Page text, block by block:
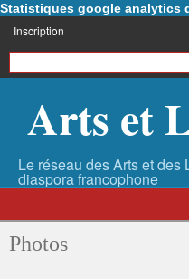
Statistiques google analytics
Inscription
Arts et
Photos